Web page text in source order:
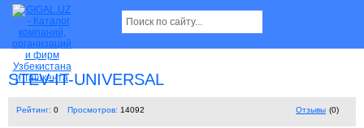
STEV-IT-UNIVERSAL
Рейтинг: 0 Просмотров: 14092 Отзывы (0)